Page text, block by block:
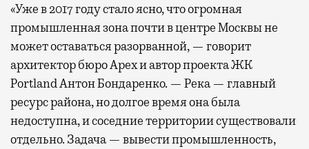
«Уже в 2017 году стало ясно, что огромная
промышленная зона почти в центре Москвы не
может оставаться разорванной, — говорит
архитектор бюро Apex и автор проекта ЖК
Portland Антон Бондаренко. — Река — главный
ресурс района, но долгое время она была
недоступна, и соседние территории существовали
отдельно. Задача — вывести промышленность,